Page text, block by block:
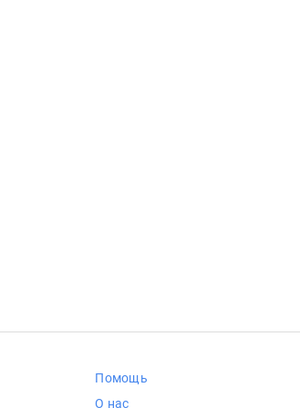
Помощь
О нас